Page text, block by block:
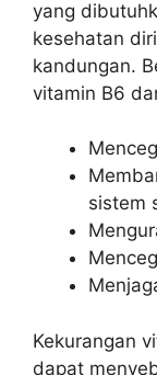
yang
kesehatan
kandungan.
vitamin B6
sistem
Kekurangan
dapat